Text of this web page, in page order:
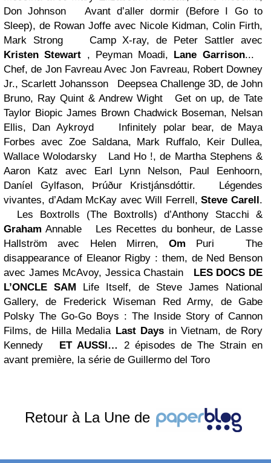
Don Johnson
Avant d’aller dormir (Before I Go to
Sleep), de Rowan Joffe avec Nicole Kidman, Colin Firth,
Mark Strong
Camp X-ray, de Peter Sattler avec
Kristen Stewart , Peyman Moadi, Lane Garrison...
Chef, de Jon Favreau Avec Jon Favreau, Robert Downey
Jr., Scarlett Johansson
Deepsea Challenge 3D, de John
Bruno, Ray Quint & Andrew Wight
Get on up, de Tate
Taylor Biopic James Brown Chadwick Boseman, Nelsan
Ellis, Dan Aykroyd
Infinitely polar bear, de Maya
Forbes avec Zoe Saldana, Mark Ruffalo, Keir Dullea,
Wallace Wolodarsky
Land Ho !, de Martha Stephens &
Aaron Katz
avec Earl Lynn Nelson, Paul Eenhoorn,
Daníel Gylfason, Þrúður Kristjánsdóttir.
Légendes
vivantes, d’Adam McKay avec Will Ferrell,Steve Carell.
Les Boxtrolls (The Boxtrolls) d’Anthony Stacchi &
Graham Annable
Les Recettes du bonheur, de Lasse
Hallström
avec Helen Mirren, Om Puri
The
disappearance of Eleanor Rigby : them, de Ned Benson
avec James McAvoy, Jessica Chastain
LES DOCS DE
L’ONCLE SAM
Life Itself, de Steve James
National
Gallery, de Frederick Wiseman
Red Army, de Gabe
Polsky The Go-Go Boys : The Inside Story of Cannon
Films, de Hilla Medalia Last Days in Vietnam, de Rory
Kennedy
ET AUSSI…
2 épisodes de The Strain en
avant première, la série de Guillermo del Toro
Retour à La Une de